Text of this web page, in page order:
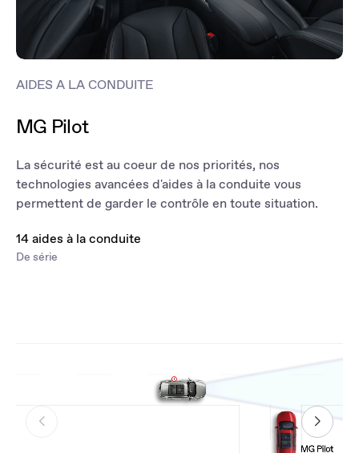
AIDES A LA CONDUITE
MG Pilot
La sécurité est au coeur de nos priorités, nos
technologies avancées d'aides à la conduite vous
permettent de garder le contrôle en toute situation.
14 aides à la conduite
De série